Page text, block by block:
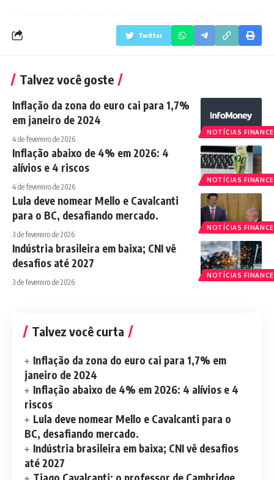
Twitter
Talvez você goste
NOTÍCIAS
Inflação da zona do euro cai para 1,7%
em janeiro de 2024
4 de fevereiro de 2026
NOTÍCIAS
Inflação abaixo de 4% em 2026: 4
alívios e 4 riscos
4 de fevereiro de 2026
NOTÍCIAS
Lula deve nomear Mello e Cavalcanti
para o BC, desafiando mercado.
3 de fevereiro de 2026
NOTÍCIAS
Indústria brasileira em baixa; CNI vê
desafios até 2027
3 de fevereiro de 2026
Talvez você curta
Inflação da zona do euro cai para 1,7% em
janeiro de 2024
Inflação abaixo de 4% em 2026: 4 alívios e 4
riscos
Lula deve nomear Mello e Cavalcanti para o
BC, desafiando mercado.
Indústria brasileira em baixa; CNI vê desafios
até 2027